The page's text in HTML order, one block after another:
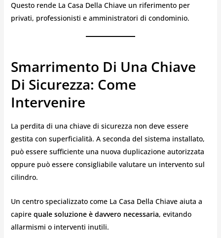
Questo rende La Casa Della Chiave un riferimento per
privati, professionisti e amministratori di condominio.
Smarrimento Di Una Chiave
Di Sicurezza: Come
Intervenire
La perdita di una chiave di sicurezza non deve essere
gestita con superficialità. A seconda del sistema installato,
può essere sufficiente una nuova duplicazione autorizzata
oppure può essere consigliabile valutare un intervento sul
cilindro.
Un centro specializzato come La Casa Della Chiave aiuta a
capire quale soluzione è davvero necessaria, evitando
allarmismi o interventi inutili.